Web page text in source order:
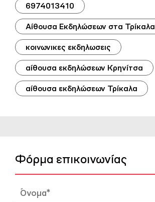
6974013410
Αίθουσα Εκδηλώσεων στα Τρίκαλα
κοινωνικες εκδηλωσεις
αίθουσα εκδηλώσεων Κρηνίτσα
αίθουσα εκδηλώσεων Τρίκαλα
Φόρμα επικοινωνίας